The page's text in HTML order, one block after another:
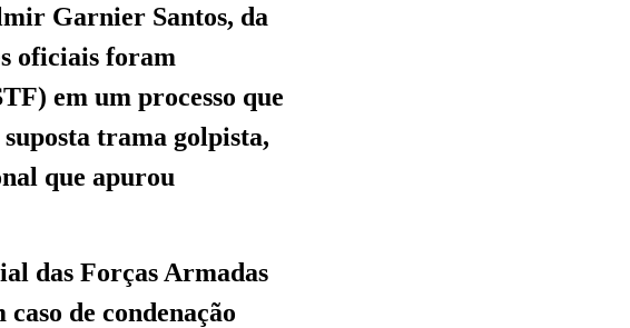
Garnier Santos, da
oficiais foram
em um processo que
trama golpista,
que apurou
das Forças Armadas
de condenação